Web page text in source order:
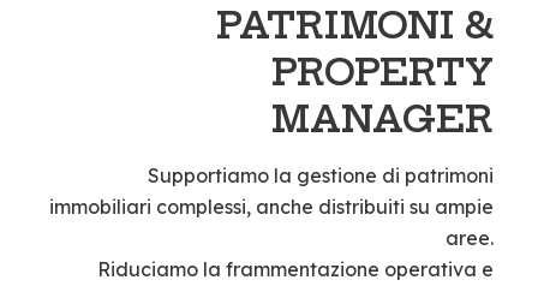
PATRIMONI &
PROPERTY
MANAGER
Supportiamo la gestione di patrimoni
immobiliari complessi, anche distribuiti su ampie
aree.
Riduciamo la frammentazione operativa e